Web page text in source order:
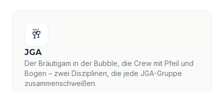
🥂
JGA
Der Bräutigam in der Bubble, die Crew mit Pfeil und
Bogen – zwei Disziplinen, die jede JGA-Gruppe
zusammenschweißen.